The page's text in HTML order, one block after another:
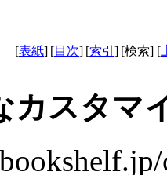
[表紙] [目次] [索引 ] [検索] [
カスタマ